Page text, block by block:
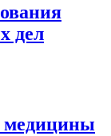
дел
медицины